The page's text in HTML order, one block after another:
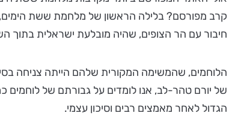
חיבור עם הר הצופים, שהיה מובלעת ישראלית בתוך
הלוחמים, שהמשימה המקורית שלהם הייתה צניחה
של יורם טהר-לב, אנו לומדים על גבורתם של לוחמים
הגדול לאחר מאמצים רבים וסיכון עצמי.